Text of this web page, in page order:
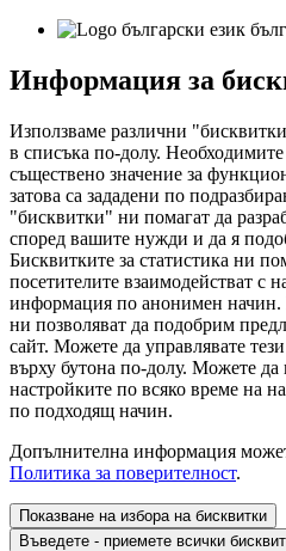
Информация за
Използваме различни
в списъка по-долу.
съществено значение за
затова са зададени по
"бисквитки" ни помагат да
според вашите нужди и да я
Бисквитките за статистика ни
посетителите взаимодействат с
информация по анонимен начин.
ни позволяват да подобрим
сайт. Можете да управлявате
върху бутона по-долу. Можете да
настройките по всяко време на
по подходящ начин.
Допълнителна информация
Политика за поверителност.
Показване на избора на бисквитки
Въведете - приемете всички